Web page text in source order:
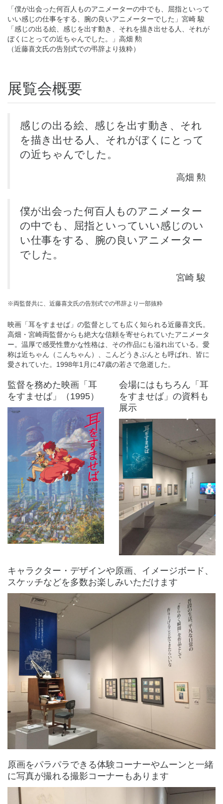
「僕が出会った何百人ものアニメーターの中でも、屈指といって
いい感じの仕事をする、腕の良いアニメーターでした」宮崎 駿
「感じの出る絵、感じを出す動き、それを描き出せる人、それが
ぼくにとっての近ちゃんでした。」高畑 勲
（近藤喜文氏の告別式での弔辞より抜粋）
展覧会概要
感じの出る絵、感じを出す動き、それ
を描き出せる人、それがぼくにとって
の近ちゃんでした。
高畑 勲
僕が出会った何百人ものアニメーター
の中でも、屈指といっていい感じのい
い仕事をする、腕の良いアニメーター
でした。
宮崎 駿
※両監督共に、近藤喜文氏の告別式での弔辞より一部抜粋
映画「耳をすませば」の監督としても広く知られる近藤喜文氏。
高畑・宮崎両監督からも絶大な信頼を寄せられていたアニメータ
ー。温厚で感受性豊かな性格は、その作品にも溢れ出ている。愛
称は近ちゃん（こんちゃん）、こんどうきぶんとも呼ばれ、皆に
愛されていた。1998年1月に47歳の若さで急逝した。
監督を務めた映画「耳
をすませば」（1995）
会場にはもちろん「耳
をすませば」の資料も
展示
キャラクター・デザインや原画、イメージボード、
スケッチなどを多数お楽しみいただけます
原画をパラパラできる体験コーナーやムーンと一緒
に写真が撮れる撮影コーナーもあります